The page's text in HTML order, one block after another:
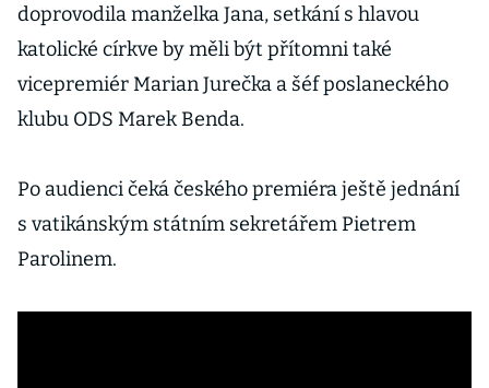
doprovodila manželka Jana, setkání s hlavou
katolické církve by měli být přítomni také
vicepremiér Marian Jurečka a šéf poslaneckého
klubu ODS Marek Benda.
Po audienci čeká českého premiéra ještě jednání
s vatikánským státním sekretářem Pietrem
Parolinem.